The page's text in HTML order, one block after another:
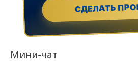
СДЕЛАТЬ
Мини-чат